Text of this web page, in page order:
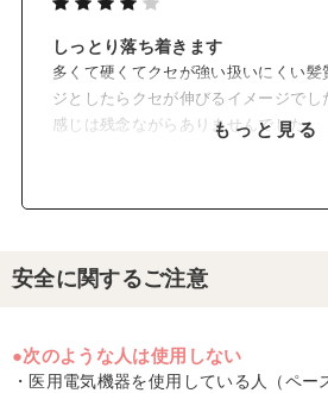
しっとり落ち着きます
多くて硬くてクセが強い扱いにくい髪
ジとしたらクセが伸びるイメージでし
感じは残念ながらありませんでした。
ったように感じると言われました。
もっと見る
安全に関するご注意
●次のような人は使用しない
・医用電気機器を使用している人（ペー